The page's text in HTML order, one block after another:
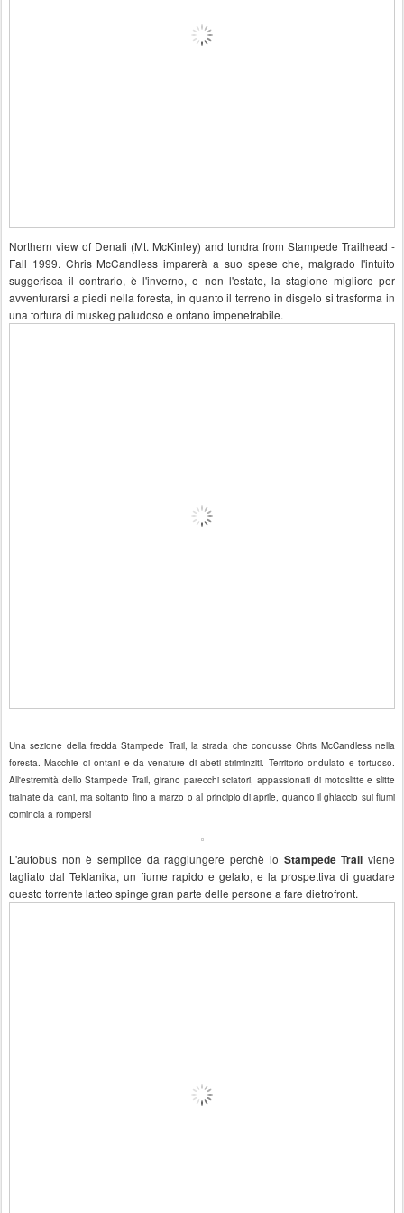
Northern view of Denali (Mt. McKinley) and tundra from Stampede Trailhead -
Fall 1999. Chris McCandless imparerà a suo spese che, malgrado l'intuito
suggerisca il contrario, è l'inverno, e non l'estate, la stagione migliore per
avventurarsi a piedi nella foresta, in quanto il terreno in disgelo si trasforma in
una tortura di muskeg paludoso e ontano impenetrabile.
Una sezione della fredda Stampede Trail, la strada che condusse Chris McCandless nella
foresta. Macchie di ontani e da venature di abeti striminziti. Territorio ondulato e tortuoso.
All'estremità dello Stampede Trail, girano parecchi sciatori, appassionati di motoslitte e slitte
trainate da cani, ma soltanto fino a marzo o al principio di aprile, quando il ghiaccio sui fiumi
comincia a rompersi
L'autobus non è semplice da raggiungere perchè lo Stampede Trail viene
tagliato dal Teklanika, un fiume rapido e gelato, e la prospettiva di guadare
questo torrente latteo spinge gran parte delle persone a fare dietrofront.